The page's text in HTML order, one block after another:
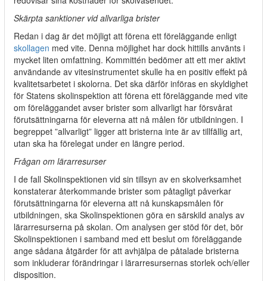
Skärpta sanktioner vid allvarliga brister
Redan i dag är det möjligt att förena ett föreläggande enligt
skollagen med vite. Denna möjlighet har dock hittills använts i
mycket liten omfattning. Kommittén bedömer att ett mer aktivt
användande av vitesinstrumentet skulle ha en positiv effekt på
kvalitetsarbetet i skolorna. Det ska därför införas en skyldighet
för Statens skolinspektion att förena ett föreläggande med vite
om föreläggandet avser brister som allvarligt har försvårat
förutsättningarna för eleverna att nå målen för utbildningen. I
begreppet ”allvarligt” ligger att bristerna inte är av tillfällig art,
utan ska ha förelegat under en längre period.
Frågan om lärarresurser
I de fall Skolinspektionen vid sin tillsyn av en skolverksamhet
konstaterar återkommande brister som påtagligt påverkar
förutsättningarna för eleverna att nå kunskapsmålen för
utbildningen, ska Skolinspektionen göra en särskild analys av
lärarresurserna på skolan. Om analysen ger stöd för det, bör
Skolinspektionen i samband med ett beslut om föreläggande
ange sådana åtgärder för att avhjälpa de påtalade bristerna
som inkluderar förändringar i lärarresursernas storlek och/eller
disposition.